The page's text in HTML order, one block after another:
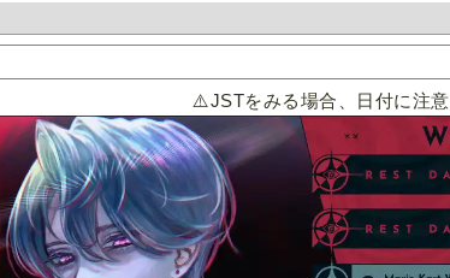
⚠️JSTをみる場合、日付に注意